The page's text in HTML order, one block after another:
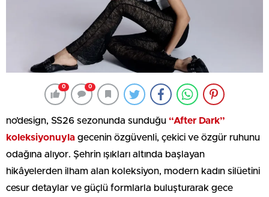
0 0
no’design, SS26 sezonunda sunduğu “After Dark”
koleksiyonuyla gecenin özgüvenli, çekici ve özgür ruhunu
odağına alıyor. Şehrin ışıkları altında başlayan
hikâyelerden ilham alan koleksiyon, modern kadın silüetini
cesur detaylar ve güçlü formlarla buluşturarak gece